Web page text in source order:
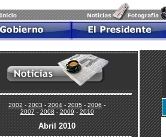
2002-2003-2004-2005-2006-
2007-2008-2009-2010
Abril 2010